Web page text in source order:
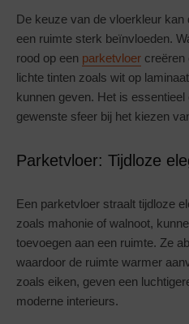
De keuze van de vloerkleur kan
een ruimte sterk beïnvloeden.
rood op een parketvloer creëren
lichte tinten zoals wit op
kunnen geven. Het is
gewenste sfeer bij het kiezen
Parketvloer: Tijdloze
Een parketvloer straalt tijdloze
zoals mahonie of walnoot,
toevoegen aan een ruimte. Ze
waardoor de ruimte warmer
zoals eiken, geven een
moderne interieurs.